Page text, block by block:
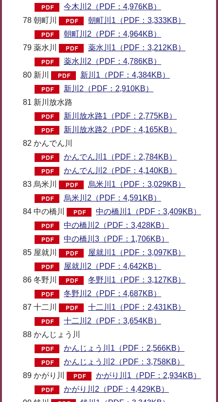
今木川2（PDF：4,976KB）
78 朝町川
朝町川1（PDF：3,333KB）
朝町川2（PDF：4,964KB）
79 薬水川
薬水川1（PDF：3,212KB）
薬水川2（PDF：4,786KB）
80 新川
新川1（PDF：4,384KB）
新川2（PDF：2,910KB）
81 新川放水路
新川放水路1（PDF：2,775KB）
新川放水路2（PDF：4,165KB）
82 かんでん川
かんでん川1（PDF：2,784KB）
かんでん川2（PDF：4,140KB）
83 烏米川
烏米川1（PDF：3,029KB）
烏米川2（PDF：4,591KB）
84 中の橋川
中の橋川1（PDF：3,409KB）
中の橋川2（PDF：3,428KB）
中の橋川3（PDF：1,706KB）
85 屋就川
屋就川1（PDF：3,097KB）
屋就川2（PDF：4,642KB）
86 冬野川
冬野川1（PDF：3,127KB）
冬野川2（PDF：4,687KB）
87 十二川
十二川1（PDF：2,431KB）
十二川2（PDF：3,654KB）
88 かんじょう川
かんじょう川1（PDF：2,566KB）
かんじょう川2（PDF：3,758KB）
89 かがり川
かがり川1（PDF：2,934KB）
かがり川2（PDF：4,429KB）